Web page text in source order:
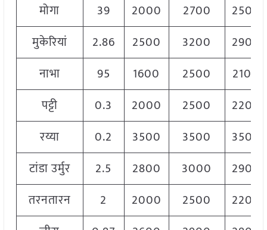
मोगा
39 2000 2700
2500
मुकेरियां
2.86 2500 3200
2900
नाभा
95 1600 2500
2100
पट्टी
0.3 2000 2500
2200
रय्या
0.2 3500 3500
3500
टांडा उर्मुर
2.5 2800 3000
2900
तरनतारन
2 2000 2500
2200